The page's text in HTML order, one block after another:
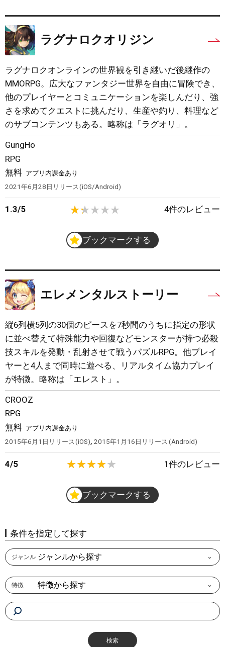
ラグナロクオリジン
ラグナロクオンラインの世界観を引き継いだ後継作の
MMORPG。広大なファンタジー世界を自由に冒険でき、
他のプレイヤーとコミュニケーションを楽しんだり、強
さを求めてクエストに挑んだり、生産や釣り、料理など
のサブコンテンツもある。略称は「ラグオリ」。
GungHo
RPG
無料 アプリ内課金あり
2021年6月28日 リリース iOS/Android
1.3/5 4件のレビュー
ブックマークする
エレメンタルストーリー
縦6列横5列の30個のピースを7秒間のうちに指定の形状
に並べ替えて特殊能力や回復などモンスターが持つ必殺
技スキルを発動・乱射させて戦うパズルRPG。他プレイ
ヤーと4人まで同時に遊べる、リアルタイム協力プレイ
が特徴。略称は「エレスト」。
CROOZ
RPG
無料 アプリ内課金あり
2015年6月1日 リリース iOS ,2015年1月16日 リリース Android
4/5 1件のレビュー
ブックマークする
条件を指定して探す
ジャンル ジャンルから探す
特徴 特徴から探す